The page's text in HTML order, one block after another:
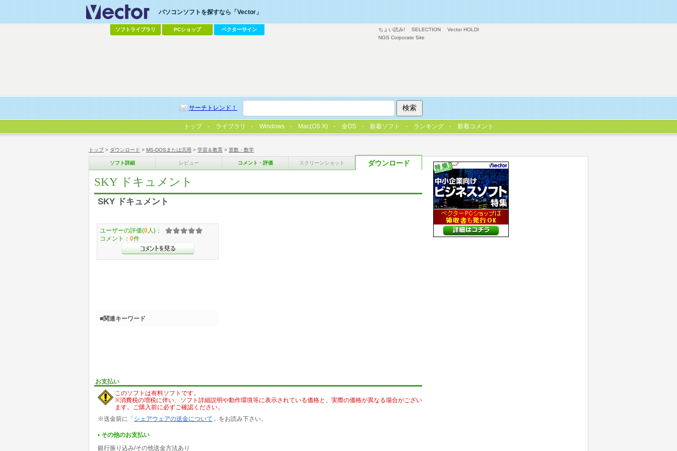
トップ> ダウンロード > MS-DOSまたは汎用 > 学習＆教育 > 算数・数学
ソフト詳細 レビュー コメント・評価 スクリーンショット ダウンロード
SKY ドキュメント
SKY ドキュメント
お支払い
このソフトは有料ソフトです。
※消費税の増税に伴い、ソフト詳細説明や動作環境等に表示されている価格と、実際の価格が異なる場合がござい
ます。ご購入前に必ずご確認ください。
※送金前に「シェアウェアの送金について 」をお読み下さい。
その他のお支払い
銀行振り込み/その他送金方法あり
ユーザーの評価(0 人)：
コメント： 0件
■関連キーワード
ちょい読み! SELECTION
Vector HOLDI
NGS Corporate Site
パソコンソフトを探すなら「Vector」
ソフトライブラリ PCショップ ベクターサイン
サーチトレンド！
トップ ライブラリ Windows Mac(OS X) 全OS 新着ソフト ランキング 新着コメント